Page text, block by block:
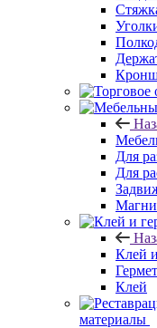
Для
Для
Клей
Клей
материалы